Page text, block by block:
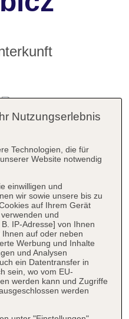
zahlbar vor Ort:
EUR
Uhr
Sprachen:
polnisch,
Nutzungserlebnis
Technologien, die für
Website notwendig
einwilligen und
wir sowie unsere bis zu
auf Ihrem Gerät
und
IP-Adresse] von Ihnen
auf oder neben
Werbung und Inhalte
und Analysen
ein Datentransfer in
sein, wo vom EU-
werden kann und Zugriffe
werden